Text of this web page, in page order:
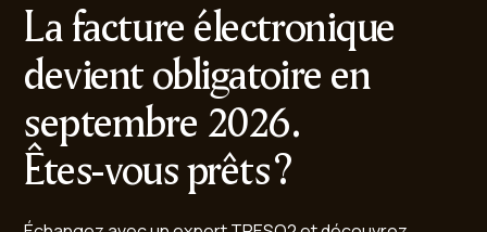
La facture électronique
devient obligatoire en
septembre 2026.
Êtes-vous prêts ?